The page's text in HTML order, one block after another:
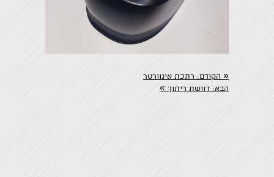
« הקודם: רתכת אינוורטר
הבא: דוושת ריתוך »